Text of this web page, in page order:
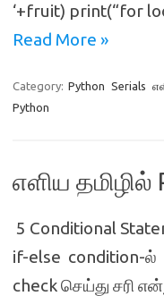
‘+fruit) print(“for
Read More »
Category: Python Serials
Python
எளிய தமிழில்
5 Conditional
if-else condition-
check செய்து சரி